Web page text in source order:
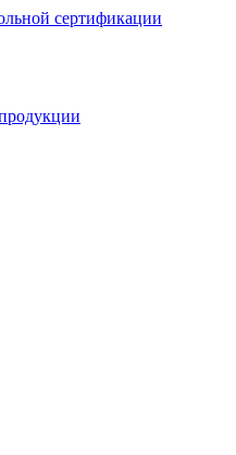
сертификации